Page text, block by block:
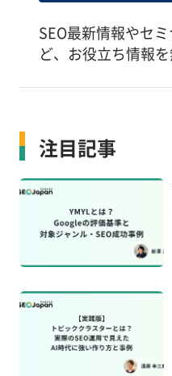
SEO最新情報やセ
ど、お役立ち情報
注目記事